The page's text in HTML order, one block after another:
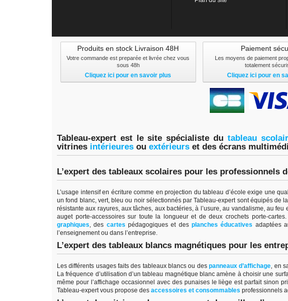
Produits en stock Livraison 48H
Votre commande est preparée et livrée chez vous
sous 48h
Cliquez ici pour en savoir plus
Paiement
Les moyens de paiement
totalement
Cliquez ici pour en
Tableau-expert est le site spécialiste du tableau scolair
vitrines intérieures ou extérieurs et des écrans
L’expert des tableaux scolaires pour les professionnels
L’usage intensif en écriture comme en projection du tableau d’école exige une
un fond blanc, vert, bleu ou noir sélectionnés par Tableau-expert sont équipés de
résistante aux rayures, aux tâches, aux bactéries, à l’usure, au vandalisme, au feu
auget porte-accessoires sur toute la longueur et de deux crochets porte-
graphiques, des cartes pédagogiques et des planches éducatives adaptées
l’enseignement ou dans l’entreprise.
L’expert des tableaux blancs magnétiques pour les
Les différents usages faits des tableaux blancs ou des panneaux d’affichage, en
La fréquence d’utilisation d’un tableau magnétique blanc amène à choisir une
même pour l’affichage occasionnel avec des punaises le liège est parfait sinon
Tableau-expert vous propose des accessoires et consommables professionnels